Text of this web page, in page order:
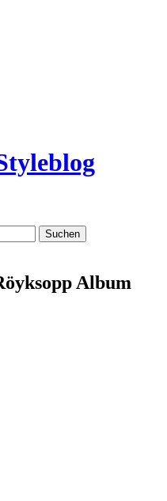
Album